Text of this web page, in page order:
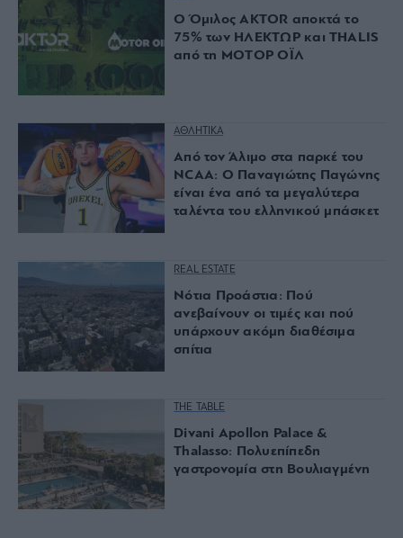
Ο Όμιλος AKTOR αποκτά το
75% των ΗΛΕΚΤΩΡ και THALIS
από τη ΜΟΤΟΡ ΟΪΛ
ΑΘΛΗΤΙΚΑ
Από τον Άλιμο στα παρκέ του
NCAA: Ο Παναγιώτης Παγώνης
είναι ένα από τα μεγαλύτερα
ταλέντα του ελληνικού μπάσκετ
REAL ESTATE
Νότια Προάστια: Πού
ανεβαίνουν οι τιμές και πού
υπάρχουν ακόμη διαθέσιμα
σπίτια
THE TABLE
Divani Apollon Palace &
Thalasso: Πολυεπίπεδη
γαστρονομία στη Βουλιαγμένη